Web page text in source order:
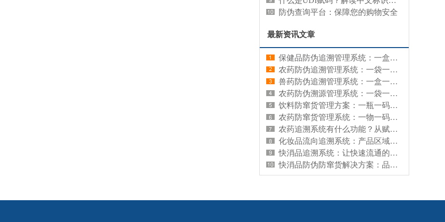
防伪查询平台：保障您的购物安全
最新资讯文章
保健品防伪追溯管理系统：一盒一码，让每盒保健品来源可查、真伪可辨
农药防伪追溯管理系统：一袋一码，让每袋农药有据可查、有源可溯
兽药防伪追溯管理系统：一盒一码，让每盒兽药来源可查、真伪可辨
农药防伪溯源管理系统：一袋一码，既防假冒又查来源
饮料防窜货管理方案：一瓶一码，从源头管住渠道流向
农药防窜货管理系统：一物一码，让每袋农药流向清晰、渠道可控
农药追溯系统有什么功能？从赋码到监管的全链路能力解析
化妆品流向追溯系统：产品区域分布的查询工具
快消品追溯系统：让快速流通的商品拥有可信数字档案
快消品防伪防窜货解决方案：品牌信任与渠道秩序的数字化守护